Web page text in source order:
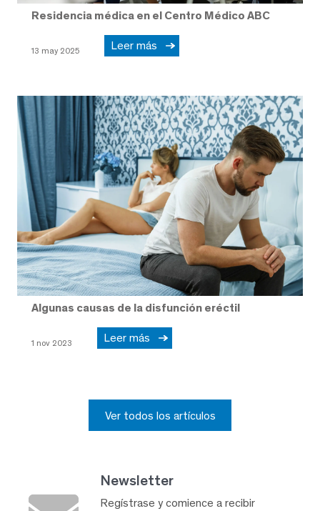
Residencia médica en el Centro Médico ABC
13 may 2025 Leer más
Algunas causas de la disfunción eréctil
1 nov 2023 Leer más
Ver todos los artículos
Newsletter
Regístrase y comience a recibir